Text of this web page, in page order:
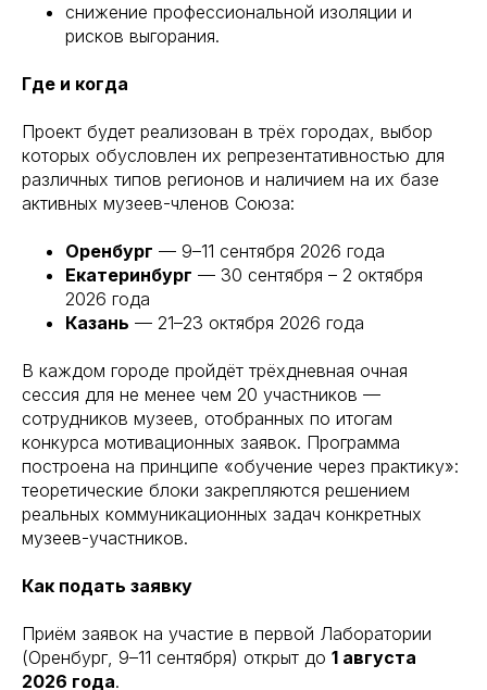
снижение профессиональной изоляции и
рисков выгорания.
Где и когда
Проект будет реализован в трёх городах, выбор
которых обусловлен их репрезентативностью для
различных типов регионов и наличием на их базе
активных музеев-членов Союза:
Оренбург — 9–11 сентября 2026 года
Екатеринбург — 30 сентября – 2 октября
2026 года
Казань — 21–23 октября 2026 года
В каждом городе пройдёт трёхдневная очная
сессия для не менее чем 20 участников —
сотрудников музеев, отобранных по итогам
конкурса мотивационных заявок. Программа
построена на принципе «обучение через практику»:
теоретические блоки закрепляются решением
реальных коммуникационных задач конкретных
музеев-участников.
Как подать заявку
Приём заявок на участие в первой Лаборатории
(Оренбург, 9–11 сентября) открыт до 1 августа
2026 года.